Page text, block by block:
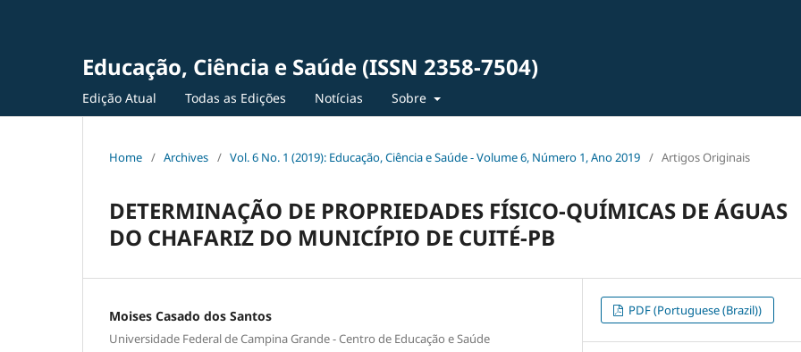
Educação, Ciência e Saúde (ISSN 2358-7504)
Edição Atual Todas as Edições Notícias Sobre
Home / Archives / Vol. 6 No. 1 (2019): Educação, Ciência e Saúde - Volume 6, Número 1, Ano 2019 / Artigos Originais
DETERMINAÇÃO DE PROPRIEDADES FÍSICO-QUÍMICAS DE ÁGUAS
DO CHAFARIZ DO MUNICÍPIO DE CUITÉ-PB
Moises Casado dos Santos
Universidade Federal de Campina Grande - Centro de Educação e Saúde
PDF (Portuguese (Brazil))